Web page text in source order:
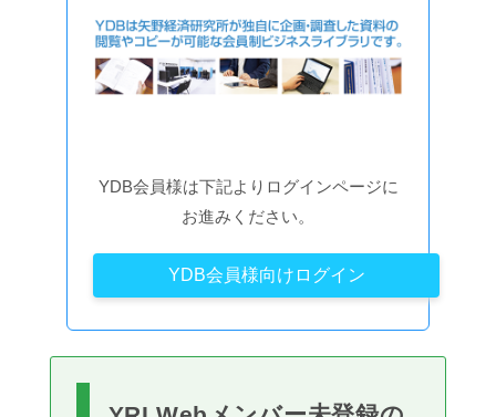
YDB会員様は下記よりログインページに
お進みください。
YDB会員様向けログイン